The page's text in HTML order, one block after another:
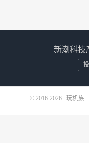
新潮科技
© 2016-2026 玩机族